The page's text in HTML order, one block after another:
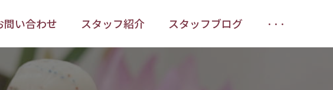
問い合わせ スタッフ紹介 スタッフブログ ···
問い合わせ スタッフ紹介 スタッフブログ ···